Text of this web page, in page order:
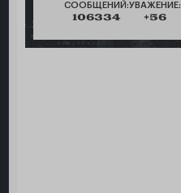
СООБЩЕНИЙ:
106334
УВАЖЕНИЕ:
+56